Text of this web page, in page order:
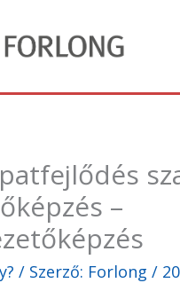
–
/ Szerző: Forlong /